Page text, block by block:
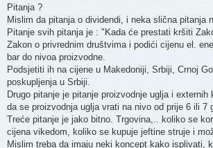
Pitanja ?
Mislim da pitanja o dividendi, i neka slična pitanja
Pitanje svih pitanja je : "Kada će prestati kršiti
Zakon o privrednim društvima i podići cijenu el.
bar do nivoa proizvodne.
Podsjetiti ih na cijene u Makedoniji, Srbiji, Crnoj
poskupljenja u Srbiji.
Drugo pitanje je pitanje proizvodnje uglja i externih
da se proizvodnja uglja vrati na nivo od prije 6 ili 7
Treće pitanje je jako bitno. Trgovina,.. koliko se
cijena vikedom, koliko se kupuje jeftine struje i
Mislim treba da imaju neki koncept kako isplivati,